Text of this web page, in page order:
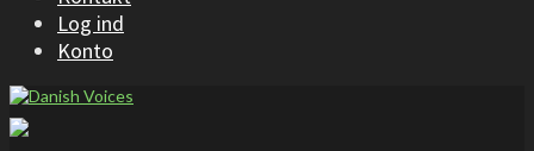
Log ind
Konto